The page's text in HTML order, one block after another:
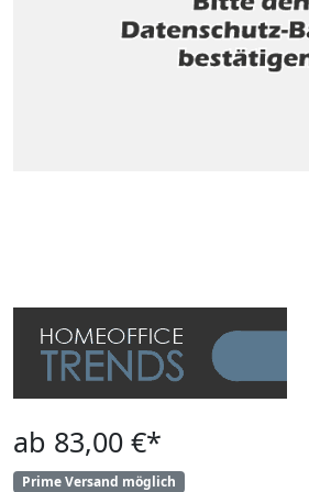
ab 83,00 €*
Prime Versand möglich